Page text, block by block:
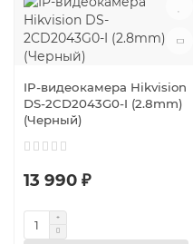
IP-видеокамера Hikvision
DS-2CD2043G0-I (2.8mm)
(Черный)
13 990 ₽